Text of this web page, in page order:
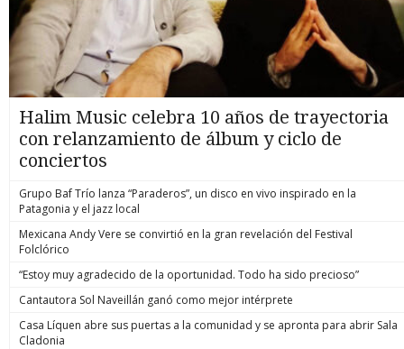
Halim Music celebra 10 años de trayectoria
con relanzamiento de álbum y ciclo de
conciertos
Grupo Baf Trío lanza “Paraderos”, un disco en vivo inspirado en la
Patagonia y el jazz local
Mexicana Andy Vere se convirtió en la gran revelación del Festival
Folclórico
“Estoy muy agradecido de la oportunidad. Todo ha sido precioso”
Cantautora Sol Naveillán ganó como mejor intérprete
Casa Líquen abre sus puertas a la comunidad y se apronta para abrir Sala
Cladonia